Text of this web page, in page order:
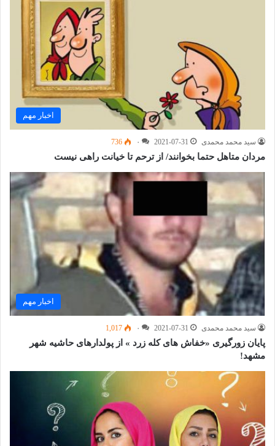
اخبار مهم
سید محمد محمدی 2021-07-31 ۰ 736
مردان متاهل حتما بخوانند/ از ترحم تا خیانت راهی نیست
اخبار مهم
سید محمد محمدی 2021-07-31 ۰ 1,017
پایان زورگیری «خفاش های کله زرد » از پولدارهای حاشیه شهر
مشهد!